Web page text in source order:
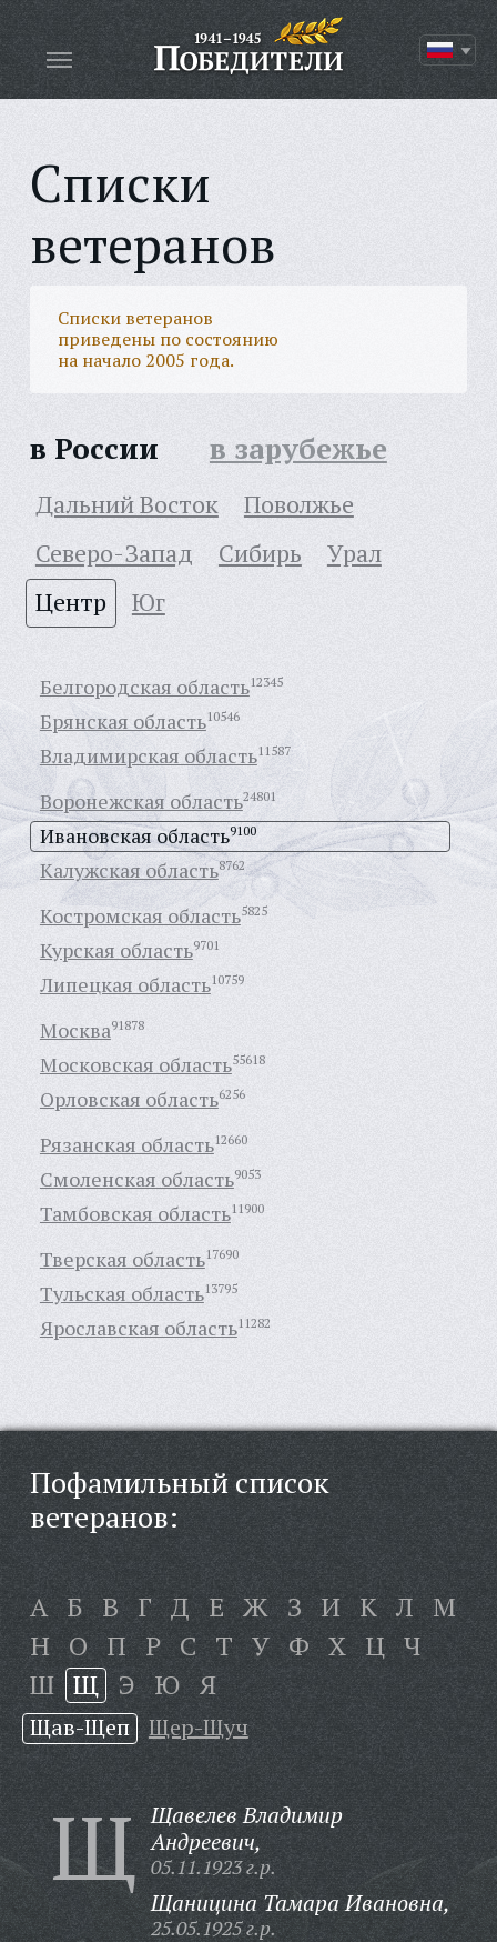
Списки
ветеранов
Списки ветеранов
приведены по состоянию
на начало 2005 года.
в России в зарубежье
Дальний Восток
Поволжье
Северо-Запад
Сибирь
Урал
Центр
Юг
Белгородская область12345
Брянская область10546
Владимирская область11587
Воронежская область24801
Ивановская область9100
Калужская область8762
Костромская область5825
Курская область9701
Липецкая область10759
Москва91878
Московская область55618
Орловская область6256
Рязанская область12660
Смоленская область9053
Тамбовская область11900
Тверская область17690
Тульская область13795
Ярославская область11282
Пофамильный список
ветеранов:
А Б В Г Д Е Ж З И К Л М
Н О П Р С Т У Ф Х Ц Ч
Ш Щ Э Ю Я
Щав-Щеп Щер-Щуч
Щ Щавелев Владимир
Андреевич,
05.11.1923 г.р.
Щаницина Тамара Ивановна,
25.05.1925 г.р.